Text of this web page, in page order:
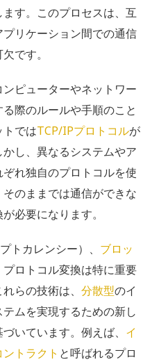
す。このプロセスは、互
リケーション間での通信
です。
ピューターやネットワー
際のルールや手順のこと
ではTCP/IPプロトコルが
し、異なるシステムやア
れ独自のプロトコルを使
のままでは通信ができな
必要になります。
プトカレンシー）、 ブロッ
ロトコル変換は特に重要
らの技術は、 分散型のイ
ムを実現するための新し
いています。例えば、 イ
トラクト と呼ばれるプロ